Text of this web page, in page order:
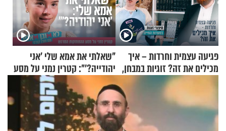
פגיעה עצמית וחרדות – איך
מכילים את זה? זוגיות במבחן,
הפעם עם יהודית ואלתר כהן
"שאלתי את אמא שלי 'אני
יהודייה?'": קטרין נמני על מסע
ההתחזקות המרגש